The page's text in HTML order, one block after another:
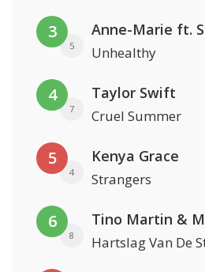
3
5
Anne-Marie ft.
Unhealthy
4
7
Taylor Swift
Cruel Summer
5
4
Kenya Grace
Strangers
6
8
Tino Martin &
Hartslag Van De